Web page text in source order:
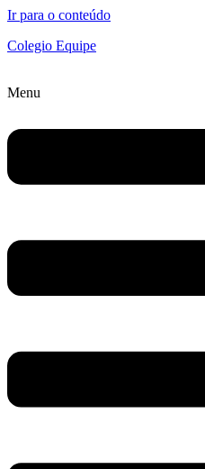
Ir para o conteúdo
Colegio Equipe
Menu